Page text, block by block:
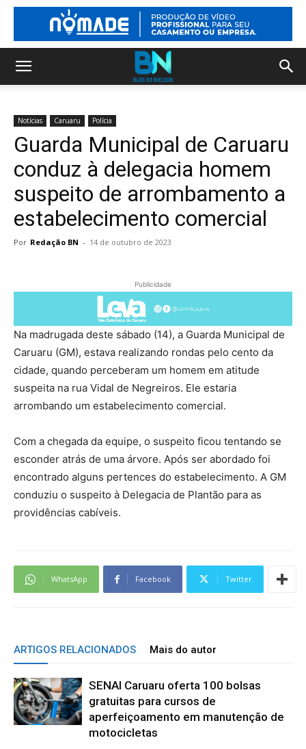
Notícias Caruaru Polícia
Guarda Municipal de Caruaru
conduz à delegacia homem
suspeito de arrombamento a
estabelecimento comercial
Por Redação BN - 14 de outubro de 2023
Publicidade
Na madrugada deste sábado (14), a Guarda Municipal de
Caruaru (GM), estava realizando rondas pelo cento da
cidade, quando perceberam um homem em atitude
suspeita na rua Vidal de Negreiros. Ele estaria
arrombando um estabelecimento comercial.
Com a chegada da equipe, o suspeito ficou tentando se
esconder atrás de uma árvore. Após ser abordado foi
encontrado alguns pertences do estabelecimento. A GM
conduziu o suspeito à Delegacia de Plantão para as
providências cabíveis.
WhatsApp Facebook Twitter
ARTIGOS RELACIONADOS Mais do autor
SENAI Caruaru oferta 100 bolsas
gratuitas para cursos de
aperfeiçoamento em manutenção de
motocicletas